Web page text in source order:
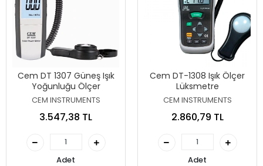
Cem DT 1307 Güneş Işık
Yoğunluğu Ölçer
CEM INSTRUMENTS
3.547,38 TL
Adet
Cem DT-1308 Işık Ölçer
Lüksmetre
CEM INSTRUMENTS
2.860,79 TL
Adet